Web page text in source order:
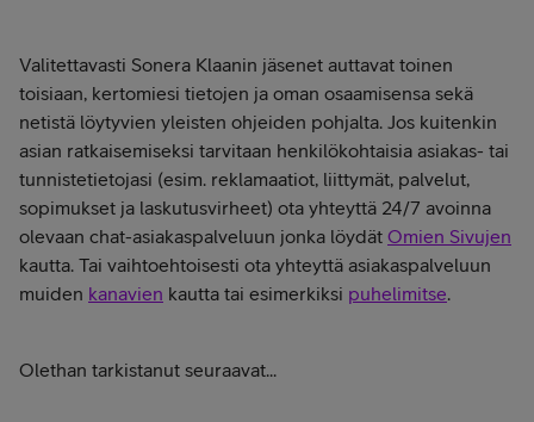
Valitettavasti Sonera Klaanin jäsenet auttavat toinen
toisiaan, kertomiesi tietojen ja oman osaamisensa sekä
netistä löytyvien yleisten ohjeiden pohjalta. Jos kuitenkin
asian ratkaisemiseksi tarvitaan henkilökohtaisia asiakas- tai
tunnistetietojasi (esim. reklamaatiot, liittymät, palvelut,
sopimukset ja laskutusvirheet) ota yhteyttä 24/7 avoinna
olevaan chat-asiakaspalveluun jonka löydät Omien Sivujen
kautta. Tai vaihtoehtoisesti ota yhteyttä asiakaspalveluun
muiden kanavien kautta tai esimerkiksi puhelimitse.
Olethan tarkistanut seuraavat...